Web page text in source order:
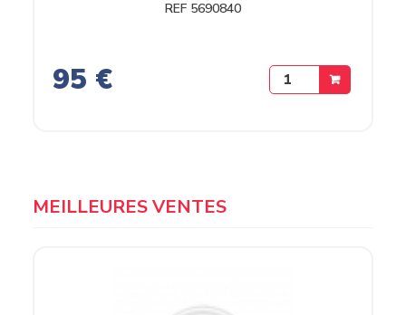
MEILLEURES VENTES
REF 5690840
95 €